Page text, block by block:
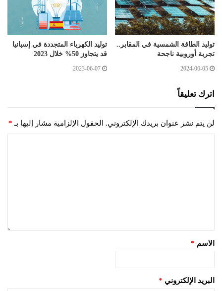
توليد الطاقة الشمسية في المقابر..
تجربة أوروبية ناجحة
2024-06-05
توليد الكهرباء المتجددة في إسبانيا
قد يتجاوز 50% خلال 2023
2023-06-07
اترك تعليقاً
لن يتم نشر عنوان بريدك الإلكتروني. الحقول الإلزامية مشار إليها بـ *
الاسم *
البريد الإلكتروني *